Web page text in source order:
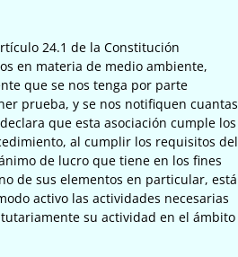
24.1 de la Constitución
en materia de medio ambiente,
que se nos tenga por parte
prueba, y se nos notifiquen cuantas
que esta asociación cumple los
al cumplir los requisitos del
de lucro que tiene en los fines
de sus elementos en particular, está
activo las actividades necesarias
su actividad en el ámbito